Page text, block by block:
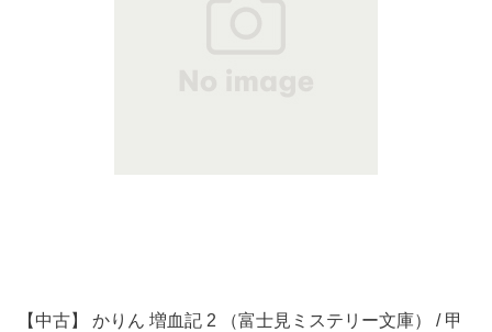
【中古】 かりん 増血記 2 （富士見ミステリー文庫） / 甲